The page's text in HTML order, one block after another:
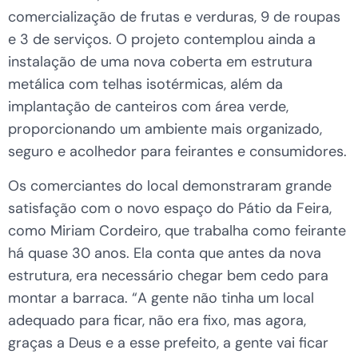
comercialização de frutas e verduras, 9 de roupas
e 3 de serviços. O projeto contemplou ainda a
instalação de uma nova coberta em estrutura
metálica com telhas isotérmicas, além da
implantação de canteiros com área verde,
proporcionando um ambiente mais organizado,
seguro e acolhedor para feirantes e consumidores.
Os comerciantes do local demonstraram grande
satisfação com o novo espaço do Pátio da Feira,
como Miriam Cordeiro, que trabalha como feirante
há quase 30 anos. Ela conta que antes da nova
estrutura, era necessário chegar bem cedo para
montar a barraca. “A gente não tinha um local
adequado para ficar, não era fixo, mas agora,
graças a Deus e a esse prefeito, a gente vai ficar